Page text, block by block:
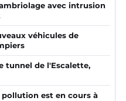
avec intrusion
véhicules de
tunnel de l'Escalette,
pollution est en cours à